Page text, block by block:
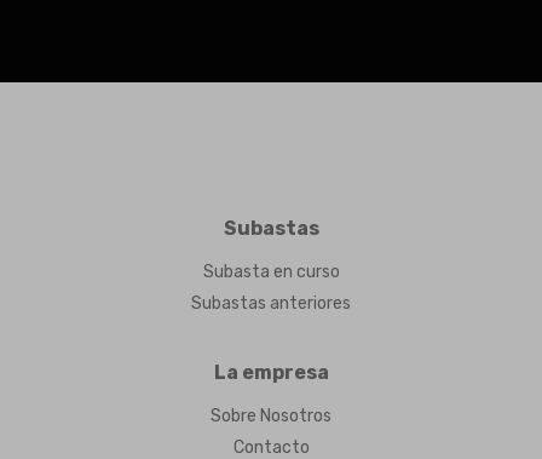
Subastas
Subasta en curso
Subastas anteriores
La empresa
Sobre Nosotros
Contacto